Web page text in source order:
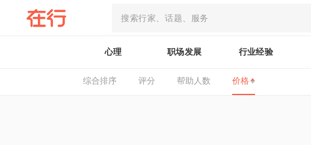
心理 职场发展 行业经验
综合排序 评分 帮助人数 价格